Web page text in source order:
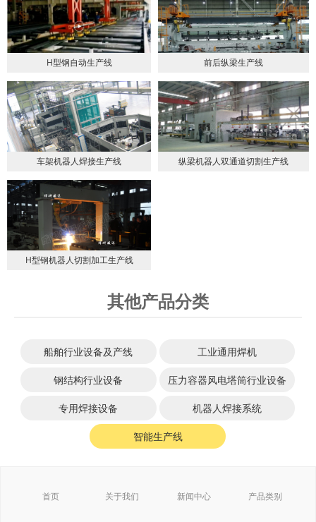
H型钢自动生产线 前后纵梁生产线
车架机器人焊接生产线 纵梁机器人双通道切割生产线
H型钢机器人切割加工生产线
其他产品分类
船舶行业设备及产线 工业通用焊机
钢结构行业设备 压力容器风电塔筒行业设备
专用焊接设备 机器人焊接系统
智能生产线
首页 关于我们 新闻中心 产品类别